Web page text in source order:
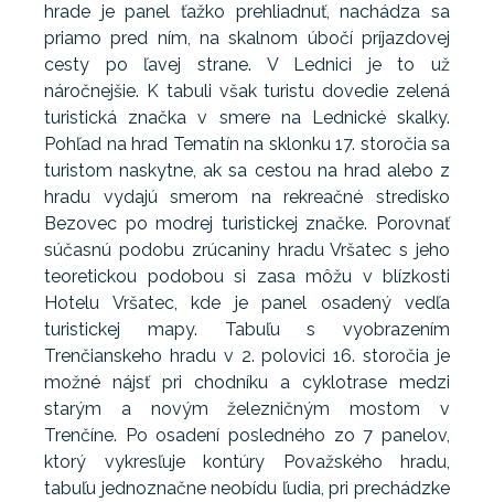
hrade je panel ťažko prehliadnuť, nachádza sa
priamo pred ním, na skalnom úbočí príjazdovej
cesty po ľavej strane. V Lednici je to už
náročnejšie. K tabuli však turistu dovedie zelená
turistická značka v smere na Lednické skalky.
Pohľad na hrad Tematín na sklonku 17. storočia sa
turistom naskytne, ak sa cestou na hrad alebo z
hradu vydajú smerom na rekreačné stredisko
Bezovec po modrej turistickej značke. Porovnať
súčasnú podobu zrúcaniny hradu Vršatec s jeho
teoretickou podobou si zasa môžu v blízkosti
Hotelu Vršatec, kde je panel osadený vedľa
turistickej mapy. Tabuľu s vyobrazením
Trenčianskeho hradu v 2. polovici 16. storočia je
možné nájsť pri chodníku a cyklotrase medzi
starým a novým železničným mostom v
Trenčíne. Po osadení posledného zo 7 panelov,
ktorý vykresľuje kontúry Považského hradu,
tabuľu jednoznačne neobídu ľudia, pri prechádzke